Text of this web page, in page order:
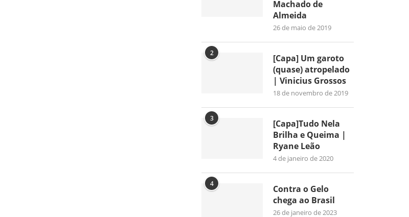
Machado de
Almeida
26 de maio de 2019
2
[Capa] Um garoto
(quase) atropelado
| Vinicius Grossos
18 de novembro de 2019
3
[Capa]Tudo Nela
Brilha e Queima |
Ryane Leão
4 de janeiro de 2020
4
Contra o Gelo
chega ao Brasil
26 de janeiro de 2023